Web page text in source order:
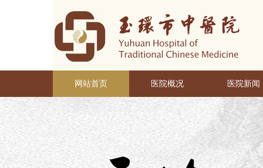
网站首页 医院概况 医院新闻